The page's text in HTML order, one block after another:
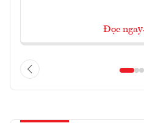
Đọc ngay